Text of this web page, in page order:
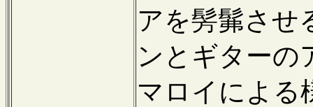
アを髣髴させ
ンとギターの
マロイによる